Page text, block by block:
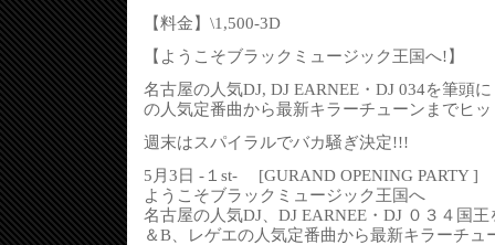
【料金】\1,500-3D
【ようこそブラックミュージック王国へ!】
名古屋の人気DJ, DJ EARNEE・DJ 034を筆頭
の人気定番曲から最新キラーチューンまでヒ
週末はスパイラルでバカ騒ぎ決定!!!
5月3日 -１st- [GURAND OPENING PARTY ]
ようこそブラックミュージック王国へ
名古屋の人気DJ、DJ EARNEE・DJ ０３４国
＆B、レゲエの人気定番曲から最新キラーチュ